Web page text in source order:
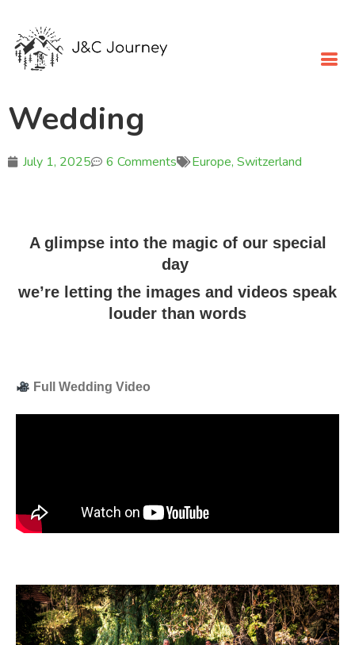
Wedding
July 1, 2025 6 Comments Europe, Switzerland
A glimpse into the magic of our special
day
we’re letting the images and videos speak
louder than words
Full Wedding Video